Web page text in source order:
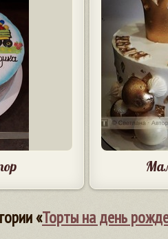
«Торты на день